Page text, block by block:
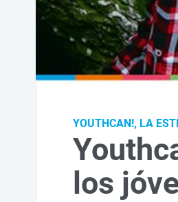
YOUTHCAN!, LA
los